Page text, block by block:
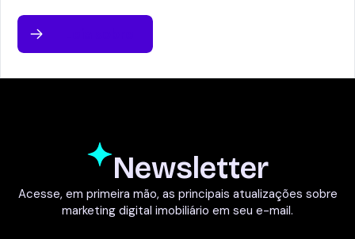
Newsletter
Acesse, em primeira mão, as principais atualizações sobre
marketing digital imobiliário em seu e-mail.